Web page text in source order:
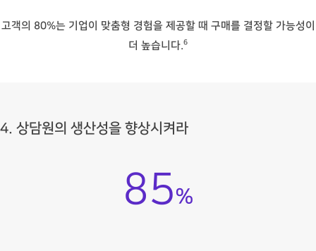
고객의 80%는 기업이 맞춤형 경험을 제공할 때 구매를 결정할 가능성이
더 높습니다.6
4. 상담원의 생산성을 향상시켜라
85%